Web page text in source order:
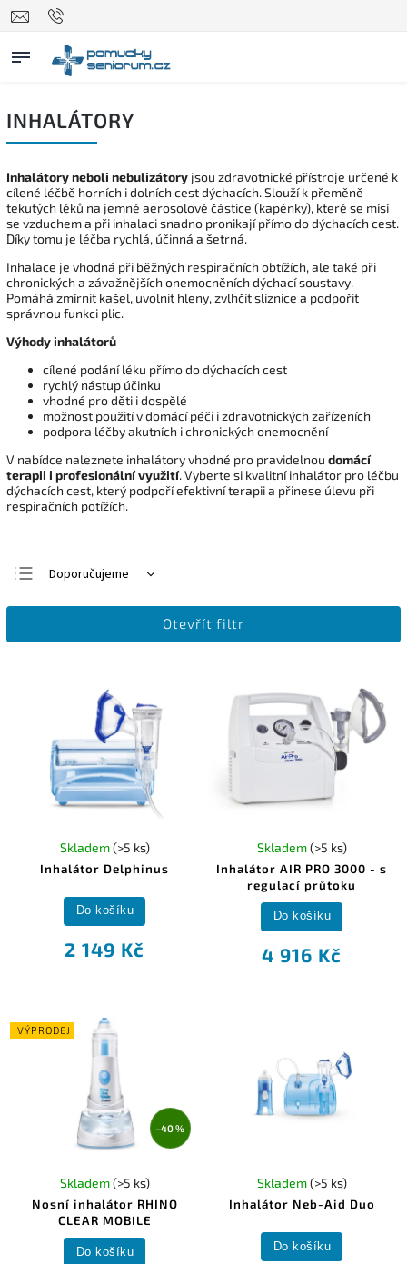
INHALÁTORY
Inhalátory neboli nebulizátory jsou zdravotnické přístroje určené k
cílené léčbě horních i dolních cest dýchacích. Slouží k přeměně
tekutých léků na jemné aerosolové částice (kapénky), které se mísí
se vzduchem a při inhalaci snadno pronikají přímo do dýchacích cest.
Díky tomu je léčba rychlá, účinná a šetrná.
Inhalace je vhodná při běžných respiračních obtížích, ale také při
chronických a závažnějších onemocněních dýchací soustavy.
Pomáhá zmírnit kašel, uvolnit hleny, zvlhčit sliznice a podpořit
správnou funkci plic.
Výhody inhalátorů
cílené podání léku přímo do dýchacích cest
rychlý nástup účinku
vhodné pro děti i dospělé
možnost použití v domácí péči i zdravotnických zařízeních
podpora léčby akutních i chronických onemocnění
V nabídce naleznete inhalátory vhodné pro pravidelnou domácí
terapii i profesionální využití. Vyberte si kvalitní inhalátor pro léčbu
dýchacích cest, který podpoří efektivní terapii a přinese úlevu při
respiračních potížích.
Doporučujeme
Nejlevnější
Abecedně
Otevřít filtr
Inhalátor Delphinus
Skladem(>5 ks)
2 149 Kč
Do košíku
Inhalátor AIR PRO 3000 - s
regulací průtoku
Skladem(>5 ks)
4 916 Kč
Do košíku
VÝPRODEJ
–40 %
Nosní inhalátor RHINO
CLEAR MOBILE
Skladem(>5 ks)
Do košíku
Inhalátor Neb-Aid Duo
Skladem(>5 ks)
Do košíku